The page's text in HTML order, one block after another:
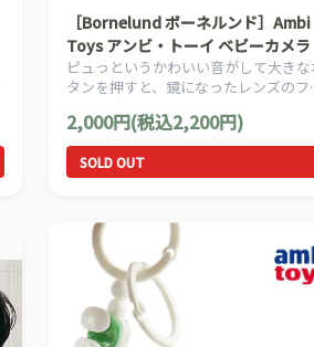
［Bornelund ボーネルンド］Ambi
Toys アンビ・トーイ ベビーカメラ
ピュっというかわいい音がして大きな
タンを押すと、鏡になったレンズのフ
す。
2,000円(税込2,200円)
SOLD OUT